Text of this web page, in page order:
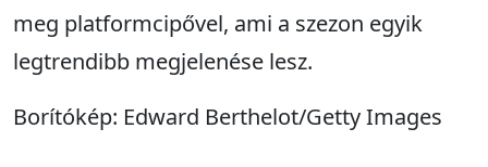
meg platformcipővel, ami a szezon egyik
legtrendibb megjelenése lesz.
Borítókép: Edward Berthelot/Getty Images